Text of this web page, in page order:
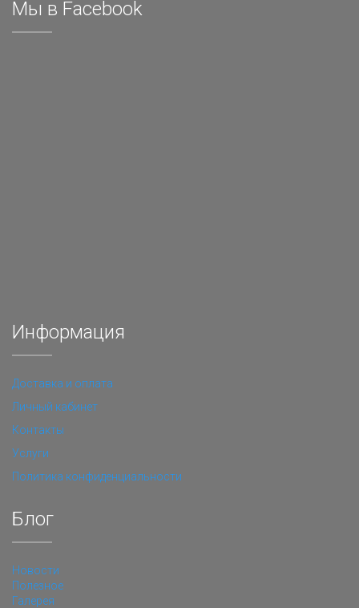
Мы в Facebook
Информация
Доставка и оплата
Личный кабинет
Контакты
Услуги
Политика конфиденциальности
Блог
Новости
Полезное
Галерея